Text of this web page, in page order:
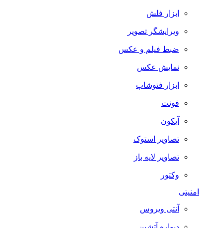
ابزار فلش
ویرایشگر تصویر
ضبط فيلم و عكس
نمایش عکس
ابزار فتوشاپ
فونت
آیکون
تصاویر استوک
تصاویر لایه باز
وکتور
آنتی ویروس